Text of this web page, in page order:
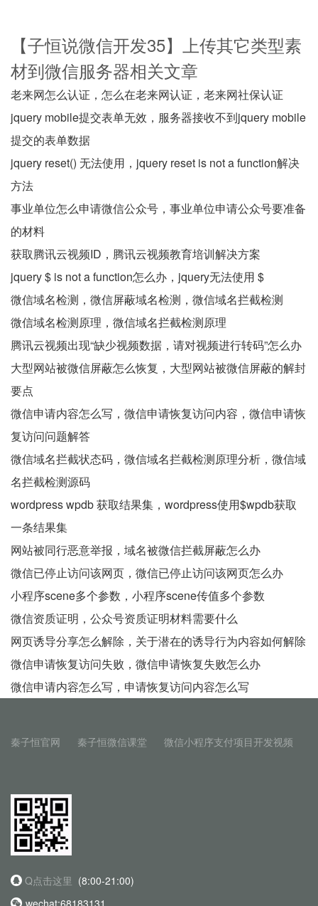
【子恒说微信开发35】上传其它类型素
材到微信服务器相关文章
老来网怎么认证，怎么在老来网认证，老来网社保认证
jquery mobile提交表单无效，服务器接收不到jquery mobile
提交的表单数据
jquery reset() 无法使用，jquery reset is not a function解决
方法
事业单位怎么申请微信公众号，事业单位申请公众号要准备
的材料
获取腾讯云视频ID，腾讯云视频教育培训解决方案
jquery $ is not a function怎么办，jquery无法使用 $
微信域名检测，微信屏蔽域名检测，微信域名拦截检测
微信域名检测原理，微信域名拦截检测原理
腾讯云视频出现“缺少视频数据，请对视频进行转码”怎么办
大型网站被微信屏蔽怎么恢复，大型网站被微信屏蔽的解封
要点
微信申请内容怎么写，微信申请恢复访问内容，微信申请恢
复访问问题解答
微信域名拦截状态码，微信域名拦截检测原理分析，微信域
名拦截检测源码
wordpress wpdb 获取结果集，wordpress使用$wpdb获取
一条结果集
网站被同行恶意举报，域名被微信拦截屏蔽怎么办
微信已停止访问该网页，微信已停止访问该网页怎么办
小程序scene多个参数，小程序scene传值多个参数
微信资质证明，公众号资质证明材料需要什么
网页诱导分享怎么解除，关于潜在的诱导行为内容如何解除
微信申请恢复访问失败，微信申请恢复失败怎么办
微信申请内容怎么写，申请恢复访问内容怎么写
秦子恒官网 秦子恒微信课堂 微信小程序支付项目开发视频
Q点击这里 (8:00-21:00)